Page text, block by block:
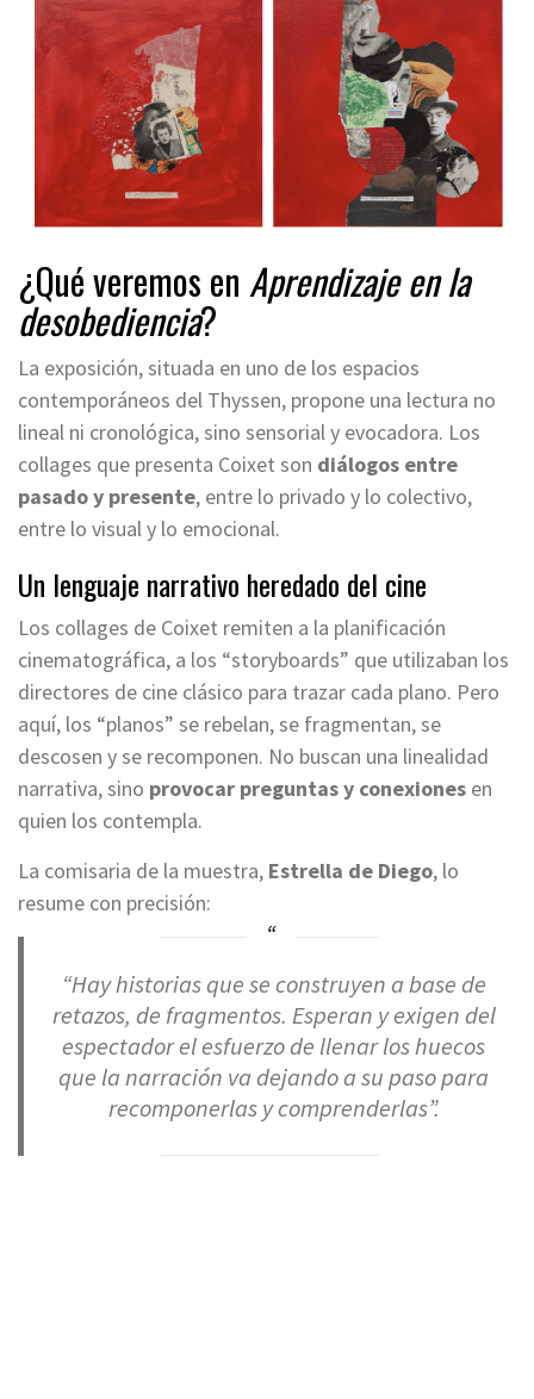
¿Qué veremos en Aprendizaje en la
desobediencia?
La exposición, situada en uno de los espacios
contemporáneos del Thyssen, propone una lectura no
lineal ni cronológica, sino sensorial y evocadora. Los
collages que presenta Coixet son diálogos entre
pasado y presente, entre lo privado y lo colectivo,
entre lo visual y lo emocional.
Un lenguaje narrativo heredado del cine
Los collages de Coixet remiten a la planificación
cinematográfica, a los “storyboards” que utilizaban los
directores de cine clásico para trazar cada plano. Pero
aquí, los “planos” se rebelan, se fragmentan, se
descosen y se recomponen. No buscan una linealidad
narrativa, sino provocar preguntas y conexiones en
quien los contempla.
La comisaria de la muestra, Estrella de Diego, lo
resume con precisión:
“Hay historias que se construyen a base de
retazos, de fragmentos. Esperan y exigen del
espectador el esfuerzo de llenar los huecos
que la narración va dejando a su paso para
recomponerlas y comprenderlas”.